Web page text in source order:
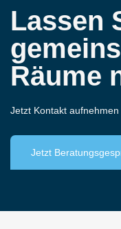
Lassen
Räume
Jetzt Kontakt
Jetzt